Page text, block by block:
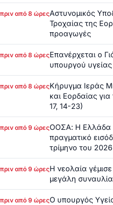
πριν από 8 ώρεςΑστυνομικός
Τροχαίας της
προαγωγές
πριν από 8 ώρεςΕπανέρχεται ο
υπουργού
πριν από 8 ώρεςΚήρυγμα Ιεράς
και Εορδαίας
17, 14-23)
πριν από 9 ώρεςΟΟΣΑ: Η Ελλάδα
πραγματικό
τρίμηνο του
πριν από 9 ώρεςΗ νεολαία
μεγάλη
πριν από 9 ώρεςΟ υπουργός